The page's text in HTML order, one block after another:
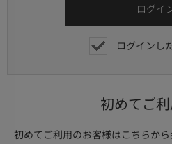
ログインし
初めてご
初めてご利用のお客様はこちらか